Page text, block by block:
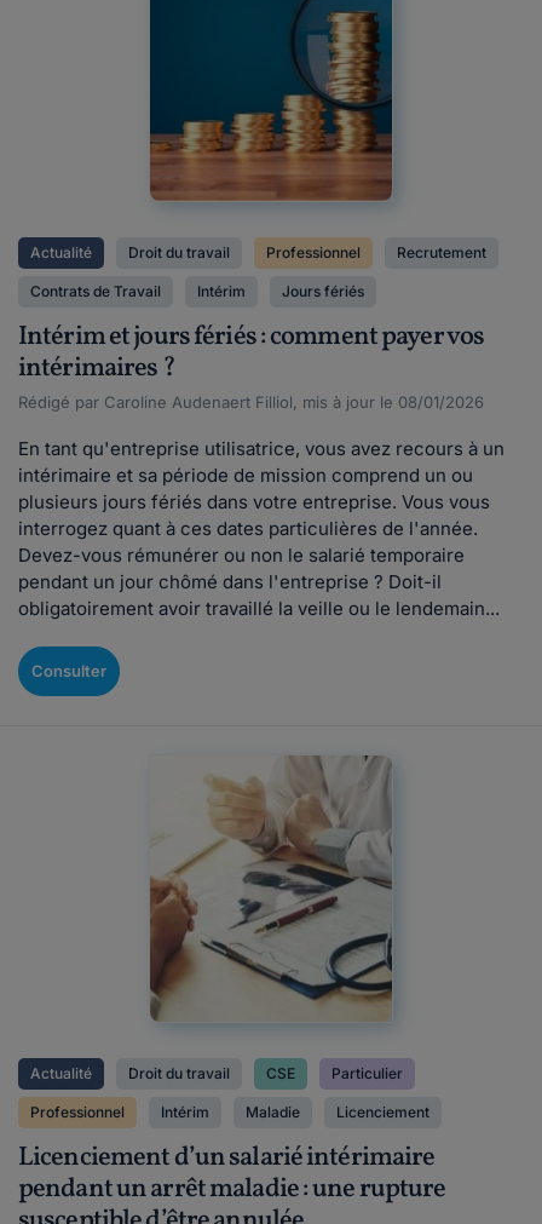
Actualité Droit du travail Professionnel Recrutement
Contrats de Travail Intérim Jours fériés
Intérim et jours fériés : comment payer vos
intérimaires ?
Rédigé par Caroline Audenaert Filliol, mis à jour le 08/01/2026
En tant qu'entreprise utilisatrice, vous avez recours à un
intérimaire et sa période de mission comprend un ou
plusieurs jours fériés dans votre entreprise. Vous vous
interrogez quant à ces dates particulières de l'année.
Devez-vous rémunérer ou non le salarié temporaire
pendant un jour chômé dans l'entreprise ? Doit-il
obligatoirement avoir travaillé la veille ou le lendemain...
Consulter
Actualité Droit du travail CSE Particulier
Professionnel Intérim Maladie Licenciement
Licenciement d’un salarié intérimaire
pendant un arrêt maladie : une rupture